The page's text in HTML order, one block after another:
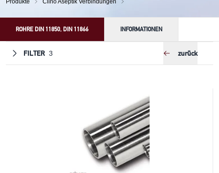
Produkte Clino Aseptik Verbindungen
ROHRE DIN 11850, DIN 11866 INFORMATIONEN
FILTER 3 zurück